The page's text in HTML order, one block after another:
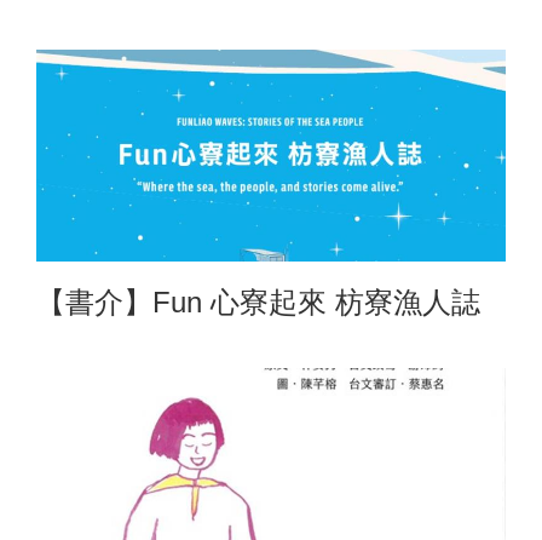
【書介】Fun 心寮起來 枋寮漁人誌